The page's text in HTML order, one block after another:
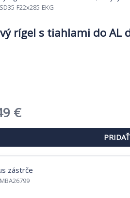
SD35-F22x285-EKG
rígel s tiahlami do AL
€.
€Aktuálna
cena
je:
177,49 €.
MBA26799